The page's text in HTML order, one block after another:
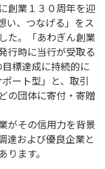
創業１３０周年を迎
い、つなげる」をス
た。「あわぎん創業
行時に当行が受取る
標達成に持続的に
ート型」と、取引
の団体に寄付・寄贈
がその信用力を背景
達および優良企業と
ます。